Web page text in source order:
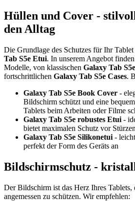
Hüllen und Cover -
den Alltag
Die Grundlage des Schutzes für Ihr Tablet
Tab S5e Etui. In unserem Angebot
Modelle, von klassischen Galaxy Tab
fortschrittlichen Galaxy Tab S5e Cases.
Galaxy Tab S5e Book Cover -
Bildschirm schützt und eine
Tablets beim Arbeiten oder Filme
Galaxy Tab S5e robustes Etui -
bietet maximalen Schutz vor
Galaxy Tab S5e Silikonetui -
perfekt der Form des Geräts an
Bildschirmschutz -
Der Bildschirm ist das Herz Ihres Tablets,
angemessen zu schützen. Wir empfehlen: